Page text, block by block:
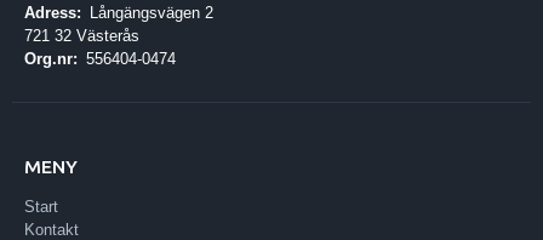
Adress: Långängsvägen 2
721 32 Västerås
Org.nr: 556404-0474
MENY
Start
Kontakt